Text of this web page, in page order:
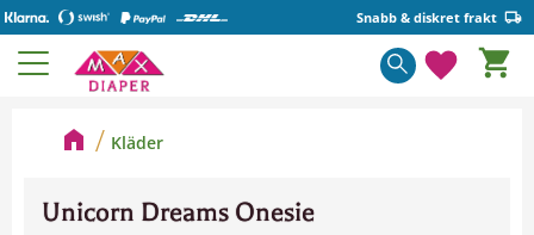
Meny
Snabb & diskret frakt
Kläder
Unicorn Dreams Onesie